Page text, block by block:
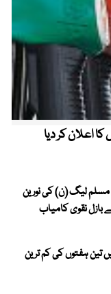
اعلان کر دیا
الیکشن ، ایل اے 27 میں مسلم لیگ (ن) کی نورین
تین ہفتوں کی کم ترین